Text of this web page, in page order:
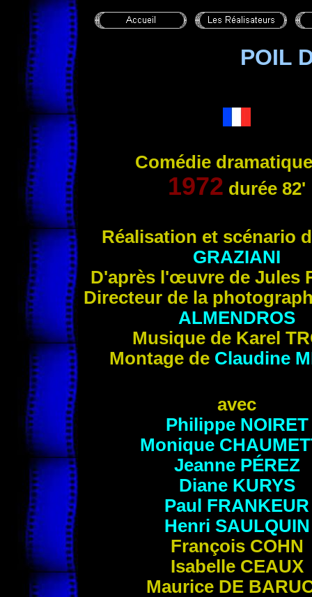
POIL
Comédie
1972 durée 82'
Réalisation et scénario
GRAZIANI
D'après l'œuvre de Jules
Directeur de la
ALMENDROS
Musique de Karel
Montage de Claudine
avec
Philippe NOIRET
Monique
Jeanne PÉREZ
Diane KURYS
Paul FRANKEUR
Henri SAULQUIN
François COHN
Isabelle CEAUX
Maurice DE